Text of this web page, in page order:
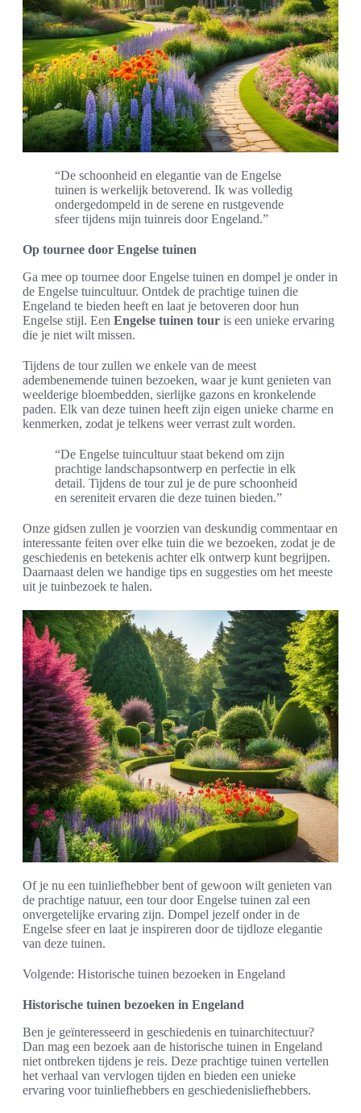
“De schoonheid en elegantie van de Engelse
tuinen is werkelijk betoverend. Ik was volledig
ondergedompeld in de serene en rustgevende
sfeer tijdens mijn tuinreis door Engeland.”
Op tournee door Engelse tuinen
Ga mee op tournee door Engelse tuinen en dompel je onder in
de Engelse tuincultuur. Ontdek de prachtige tuinen die
Engeland te bieden heeft en laat je betoveren door hun
Engelse stijl. Een Engelse tuinen tour is een unieke ervaring
die je niet wilt missen.
Tijdens de tour zullen we enkele van de meest
adembenemende tuinen bezoeken, waar je kunt genieten van
weelderige bloembedden, sierlijke gazons en kronkelende
paden. Elk van deze tuinen heeft zijn eigen unieke charme en
kenmerken, zodat je telkens weer verrast zult worden.
“De Engelse tuincultuur staat bekend om zijn
prachtige landschapsontwerp en perfectie in elk
detail. Tijdens de tour zul je de pure schoonheid
en sereniteit ervaren die deze tuinen bieden.”
Onze gidsen zullen je voorzien van deskundig commentaar en
interessante feiten over elke tuin die we bezoeken, zodat je de
geschiedenis en betekenis achter elk ontwerp kunt begrijpen.
Daarnaast delen we handige tips en suggesties om het meeste
uit je tuinbezoek te halen.
Of je nu een tuinliefhebber bent of gewoon wilt genieten van
de prachtige natuur, een tour door Engelse tuinen zal een
onvergetelijke ervaring zijn. Dompel jezelf onder in de
Engelse sfeer en laat je inspireren door de tijdloze elegantie
van deze tuinen.
Volgende: Historische tuinen bezoeken in Engeland
Historische tuinen bezoeken in Engeland
Ben je geïnteresseerd in geschiedenis en tuinarchitectuur?
Dan mag een bezoek aan de historische tuinen in Engeland
niet ontbreken tijdens je reis. Deze prachtige tuinen vertellen
het verhaal van vervlogen tijden en bieden een unieke
ervaring voor tuinliefhebbers en geschiedenisliefhebbers.